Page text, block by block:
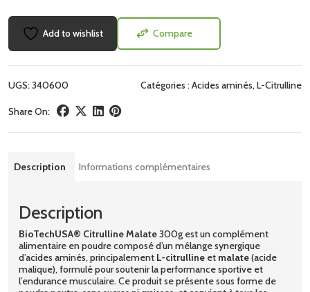
Add to wishlist Compare
UGS:340600 Catégories :Acides aminés, L-Citrulline
Share On:
Description Informations complémentaires
Description
BioTechUSA® Citrulline Malate300g est un complément
alimentaire en poudre composé d’un mélange synergique
d’acides aminés, principalement L-citrulline et malate(acide
malique), formulé pour soutenir la performance sportive et
l’endurance musculaire. Ce produit se présente sous forme de